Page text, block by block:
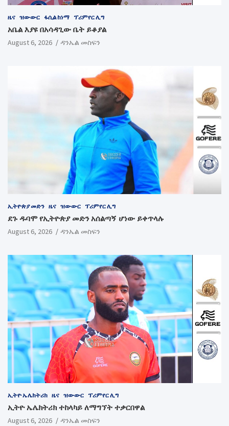
ዜና ዝውውር ፋሲል ከነማ ፕሪምየር ሊግ
አቤል እያዩ በአሳዳጊው ቤት ይቆያል
August 6, 2026 ዳንኤል መስፍን
ኢትዮጵያ መድን ዜና ዝውውር ፕሪምየር ሊግ
ደጉ ዱባሞ የኢትዮጵያ መድን አሰልጣኝ ሆነው ይቀጥላሉ
August 6, 2026 ዳንኤል መስፍን
ኢትዮ ኤሌክትሪክ ዜና ዝውውር ፕሪምየር ሊግ
ኢትዮ ኤሌክትሪክ ተከላካይ ለማግኘት ተቃርበዋል
August 6, 2026 ዳንኤል መስፍን